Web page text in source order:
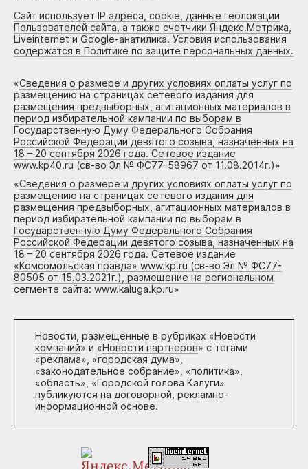
Сайт использует IP адреса, cookie, данные геолокации
Пользователей сайта, а также счетчики Яндекс.Метрика,
Liveinternet и Google-анатилика. Условия использования
содержатся в Политике по защите персональных данных.
«Сведения о размере и других условиях оплаты услуг по
размещению на страницах сетевого издания для
размещения предвыборных, агитационных материалов в
период избирательной кампании по выборам в
Государственную Думу Федерального Собрания
Российской Федерации девятого созыва, назначенных на
18 – 20 сентября 2026 года. Сетевое издание
www.kp40.ru (св-во Эл № ФС77-58967 от 11.08.2014г.)»
«Сведения о размере и других условиях оплаты услуг по
размещению на страницах сетевого издания для
размещения предвыборных, агитационных материалов в
период избирательной кампании по выборам в
Государственную Думу Федерального Собрания
Российской Федерации девятого созыва, назначенных на
18 – 20 сентября 2026 года. Сетевое издание
«Комсомольская правда» www.kp.ru (св-во Эл № ФС77-
80505 от 15.03.2021г.), размещение на региональном
сегменте сайта: www.kaluga.kp.ru»
Новости, размещенные в рубриках «Новости
компаний» и «Новости партнеров» с тегами
«реклама», «городская дума»,
«законодательное собрание», «политика»,
«область», «Городской голова Калуги»
публикуются на договорной, рекламно-
информационной основе.